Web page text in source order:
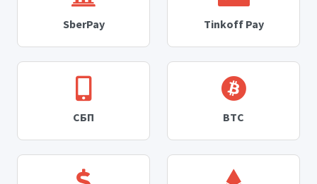
SberPay Tinkoff Pay
СБП BTC